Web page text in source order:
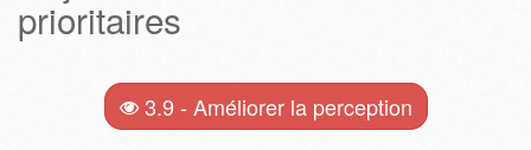
prioritaires
3.9 - Améliorer la perception